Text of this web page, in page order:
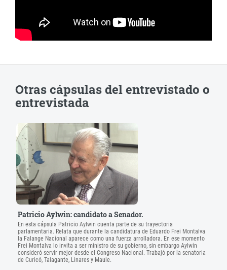
Otras cápsulas del entrevistado o
entrevistada
Patricio Aylwin: candidato a Senador.
En esta cápsula Patricio Aylwin cuenta parte de su trayectoria
parlamentaria. Relata que durante la candidatura de Eduardo Frei Montalva
la Falange Nacional aparece como una fuerza arrolladora. En ese momento
Frei Montalva lo invita a ser ministro de su gobierno, sin embargo Aylwin
consideró servir mejor desde el Congreso Nacional. Trabajó por la senatoria
de Curicó, Talagante, Linares y Maule.